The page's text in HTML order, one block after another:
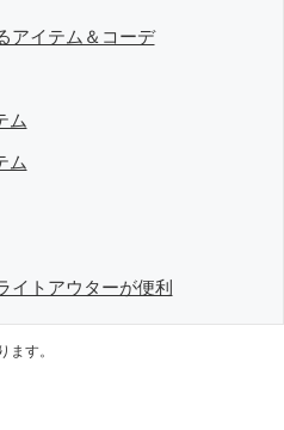
アイテム＆コーデ
ム
ム
イトアウターが便利
す。